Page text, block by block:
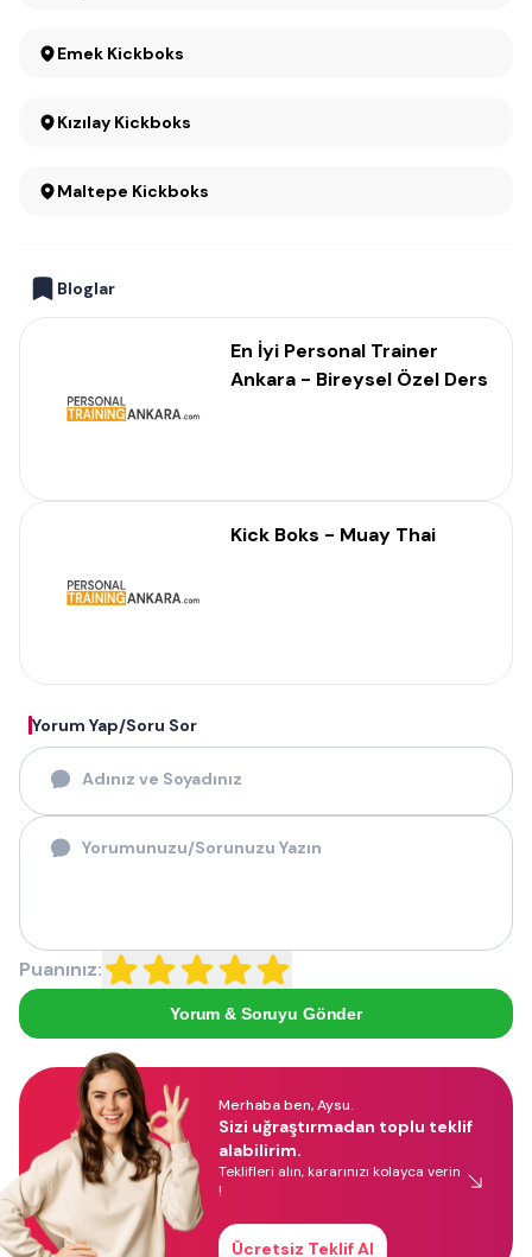
Emek Kickboks
Kızılay Kickboks
Maltepe Kickboks
Bloglar
En İyi Personal Trainer
Ankara - Bireysel Özel Ders
Kick Boks - Muay Thai
Yorum Yap/Soru Sor
Puanınız:
Yorum & Soruyu Gönder
Merhaba ben, Aysu.
Sizi uğraştırmadan toplu teklif
alabilirim.
Teklifleri alın, kararınızı kolayca verin
!
Ücretsiz Teklif Al